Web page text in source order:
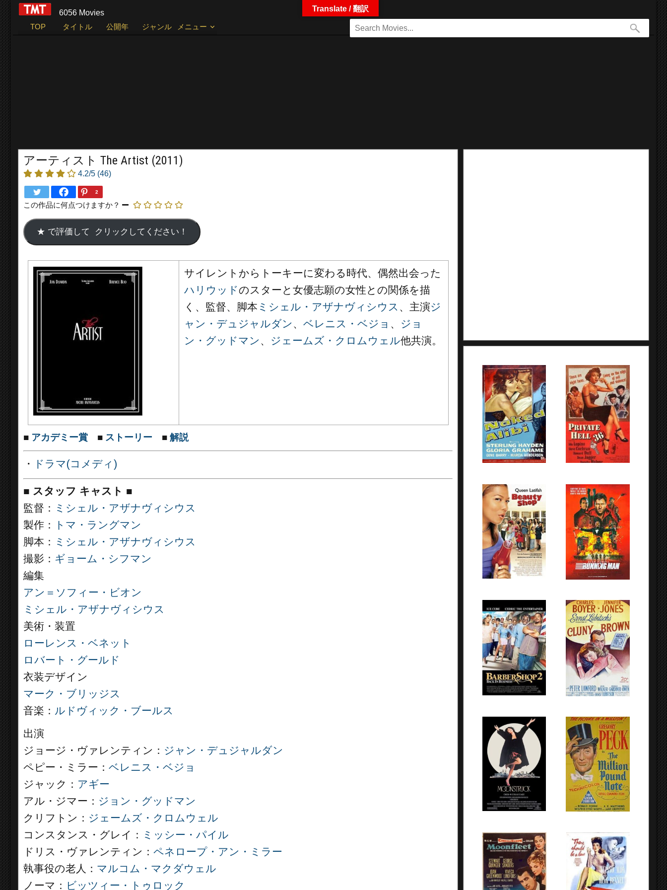
6056 Movies
TOP
タイトル 公開年 ジャンル メニュー
アーティスト The Artist (2011)
4.2/5 (46)
2
この作品に何点つけますか？
サイレントからトーキーに変わる時代、偶然出会った
ハリウッドのスターと女優志願の女性との関係を描
く、 監督、脚本 ミシェル・アザナヴィシウス 、主演ジ
ャン・デュジャルダン 、 ベレニス・ベジョ 、 ジョ
ン・グッドマン 、 ジェームズ・クロムウェル他共演。
■ アカデミー賞 ■ ストーリー ■ 解説
・ ドラマ(コメディ)
■ スタッフ キャスト ■
監督： ミシェル・アザナヴィシウス
製作：
トマ・ラングマン
脚本： ミシェル・アザナヴィシウス
撮影： ギョーム・シフマン
編集
アン＝ソフィー・ビオン
ミシェル・アザナヴィシウス
美術・装置
ローレンス・ベネット
ロバート・グールド
衣装デザイン
マーク・ブリッジス
音楽： ルドヴィック・ブールス
出演
ジョージ・ヴァレンティン： ジャン・デュジャルダン
ペピー・ミラー： ベレニス・ベジョ
ジャック： アギー
アル・ジマー： ジョン・グッドマン
クリフトン： ジェームズ・クロムウェル
コンスタンス・グレイ： ミッシー・パイル
ドリス・ヴァレンティン： ペネロープ・アン・ミラー
執事役の老人： マルコム・マクダウェル
ノーマ： ビッツィー・トゥロック
Translate / 翻訳